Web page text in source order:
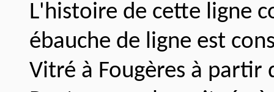
L'histoire de cette ligne
ébauche de ligne est
Vitré à Fougères à partir